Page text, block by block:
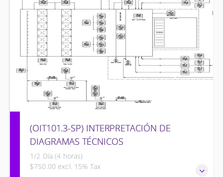
(OIT101.3-SP) INTERPRETACIÓN DE
DIAGRAMAS TÉCNICOS
1/2 Día (4 horas)
$750.00 excl. 15% Tax